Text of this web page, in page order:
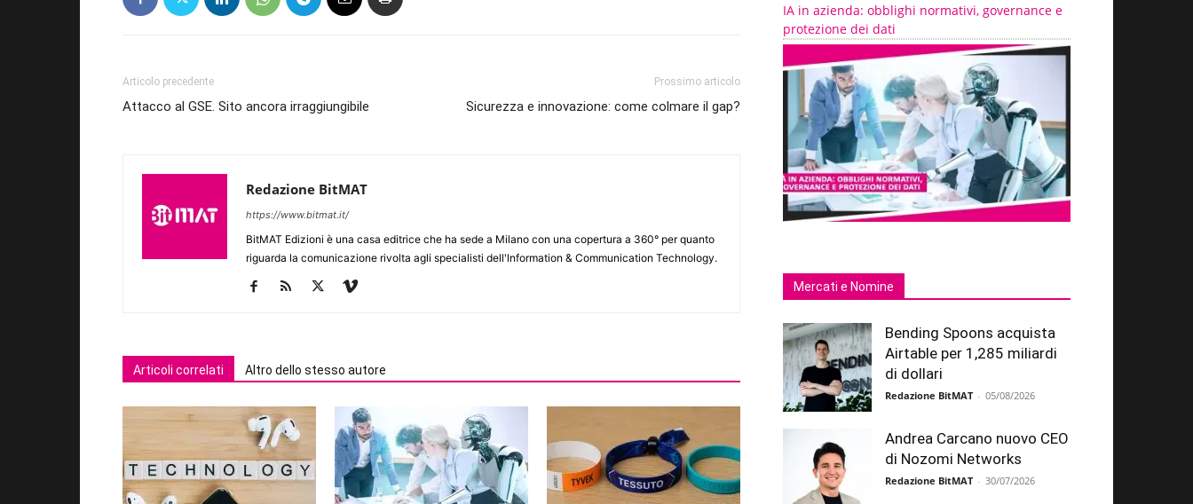
Articolo precedente
Attacco al GSE. Sito ancora irraggiungibile
Prossimo articolo
Sicurezza e innovazione: come colmare il gap?
Redazione BitMAT
https://www.bitmat.it/
BitMAT Edizioni è una casa editrice che ha sede a Milano con una copertura a 360° per quanto
riguarda la comunicazione rivolta agli specialisti dell'lnformation & Communication Technology.
Articoli correlati Altro dello stesso autore
IA in azienda: obblighi normativi, governance e
protezione dei dati
Mercati e Nomine
Bending Spoons acquista
Airtable per 1,285 miliardi
di dollari
Redazione BitMAT - 05/08/2026
Andrea Carcano nuovo CEO
di Nozomi Networks
Redazione BitMAT - 30/07/2026